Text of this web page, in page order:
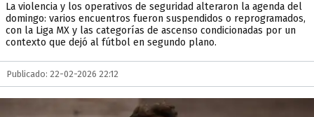
La violencia y los operativos de seguridad alteraron la agenda del
domingo: varios encuentros fueron suspendidos o reprogramados,
con la Liga MX y las categorías de ascenso condicionadas por un
contexto que dejó al fútbol en segundo plano.
Publicado: 22-02-2026 22:12